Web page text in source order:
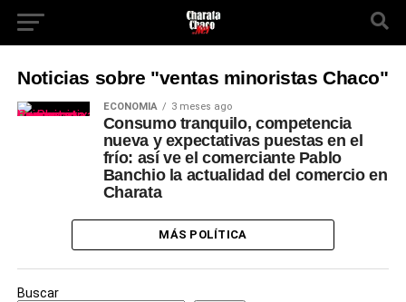
Noticias sobre "ventas minoristas Chaco"
ECONOMÍA 3 meses ago
Consumo tranquilo, competencia
nueva y expectativas puestas en el
frío: así ve el comerciante Pablo
Banchio la actualidad del comercio en
Charata
MÁS POLÍTICA
Buscar